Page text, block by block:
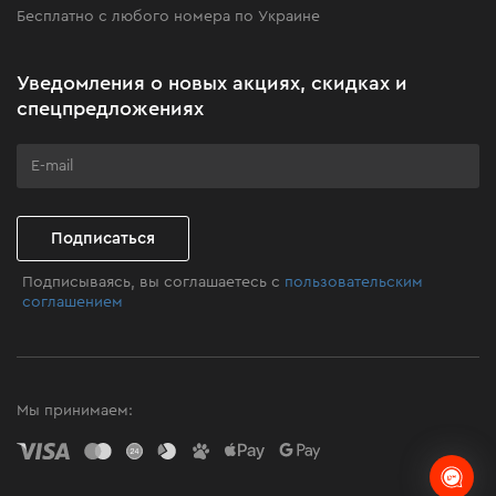
В случае падения напряжения в сети до 160 В
аппарат не потеряет мощности, позволяя
создавать стабильный сварочный шов. Это стало
фильтра.
Клуб мастерства
Бесплатно с любого номера по Украине
Уведомления о новых акциях, скидках и
спецпредложениях
Подписаться
Подписываясь, вы соглашаетесь с пользовательским
соглашением
Мы принимаем: